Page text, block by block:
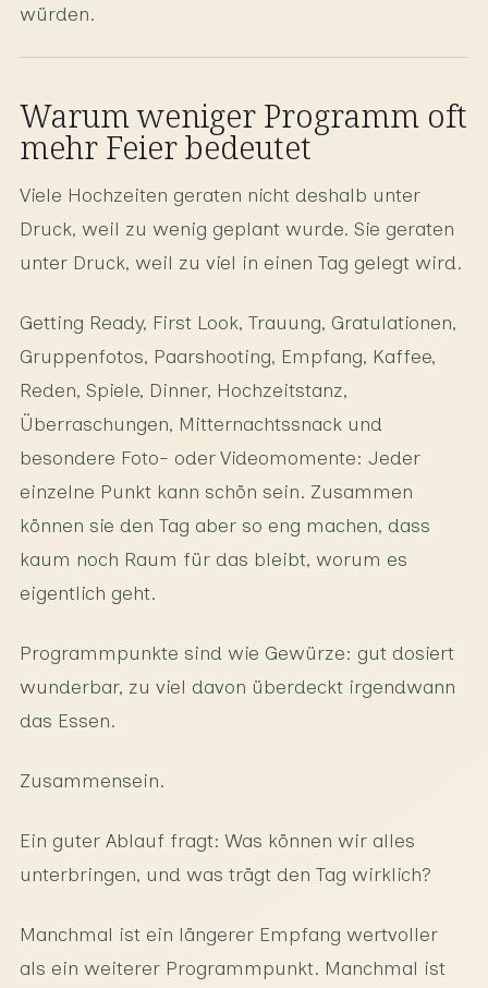
würden.
Warum weniger Programm oft
mehr Feier bedeutet
Viele Hochzeiten geraten nicht deshalb unter
Druck, weil zu wenig geplant wurde. Sie geraten
unter Druck, weil zu viel in einen Tag gelegt wird.
Getting Ready, First Look, Trauung, Gratulationen,
Gruppenfotos, Paarshooting, Empfang, Kaffee,
Reden, Spiele, Dinner, Hochzeitstanz,
Überraschungen, Mitternachtssnack und
besondere Foto- oder Videomomente: Jeder
einzelne Punkt kann schön sein. Zusammen
können sie den Tag aber so eng machen, dass
kaum noch Raum für das bleibt, worum es
eigentlich geht.
Programmpunkte sind wie Gewürze: gut dosiert
wunderbar, zu viel davon überdeckt irgendwann
das Essen.
Zusammensein.
Ein guter Ablauf fragt: Was können wir alles
unterbringen, und was trägt den Tag wirklich?
Manchmal ist ein längerer Empfang wertvoller
als ein weiterer Programmpunkt. Manchmal ist